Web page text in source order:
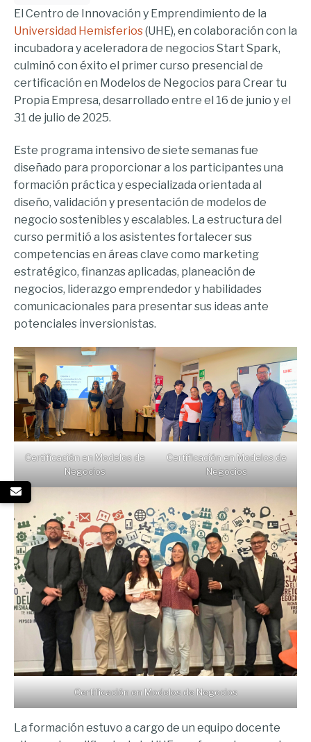
El Centro de Innovación y Emprendimiento de la
Universidad Hemisferios(UHE), en colaboración con la
incubadora y aceleradora de negocios Start Spark,
culminó con éxito el primer curso presencial de
certificación en Modelos de Negocios para Crear tu
Propia Empresa, desarrollado entre el 16 de junio y el
31 de julio de 2025.
Este programa intensivo de siete semanas fue
diseñado para proporcionar a los participantes una
formación práctica y especializada orientada al
diseño, validación y presentación de modelos de
negocio sostenibles y escalables. La estructura del
curso permitió a los asistentes fortalecer sus
competencias en áreas clave como marketing
estratégico, finanzas aplicadas, planeación de
negocios, liderazgo emprendedor y habilidades
comunicacionales para presentar sus ideas ante
potenciales inversionistas.
Certificación en Modelos de
Negocios
Certificación en Modelos de
Negocios
Certificación en Modelos de Negocios
La formación estuvo a cargo de un equipo docente